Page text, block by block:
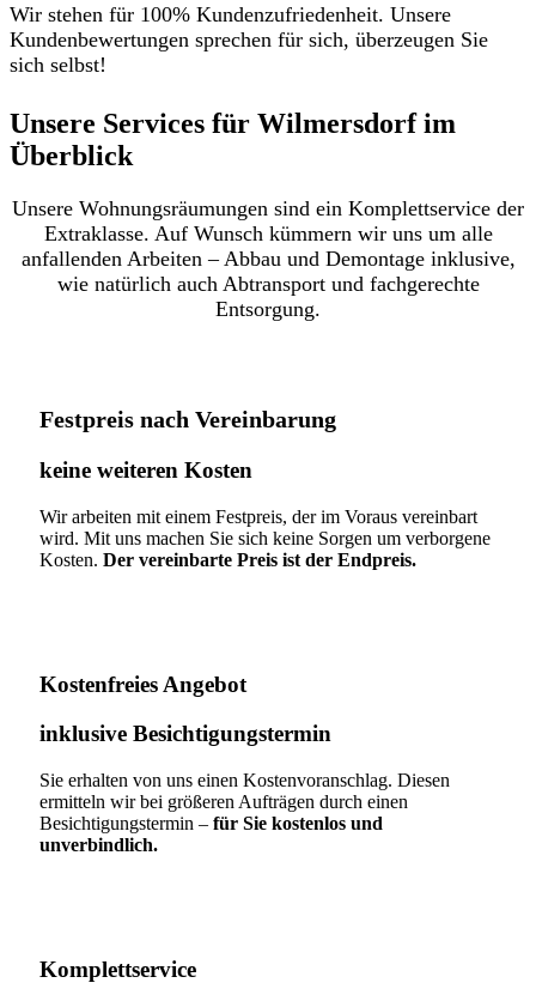
Wir stehen für 100% Kundenzufriedenheit. Unsere
Kundenbewertungen sprechen für sich, überzeugen Sie
sich selbst!
Unsere Services für Wilmersdorf im
Überblick​
Unsere Wohnungsräumungen sind ein Komplettservice der
Extraklasse. Auf Wunsch kümmern wir uns um alle
anfallenden Arbeiten – Abbau und Demontage inklusive,
wie natürlich auch Abtransport und fachgerechte
Entsorgung.
Festpreis nach Vereinbarung
keine weiteren Kosten
Wir arbeiten mit einem Festpreis, der im Voraus vereinbart
wird. Mit uns machen Sie sich keine Sorgen um verborgene
Kosten. Der vereinbarte Preis ist der Endpreis.
Kostenfreies Angebot
inklusive Besichtigungstermin
Sie erhalten von uns einen Kostenvoranschlag. Diesen
ermitteln wir bei größeren Aufträgen durch einen
Besichtigungstermin – für Sie kostenlos und
unverbindlich.
Komplettservice​